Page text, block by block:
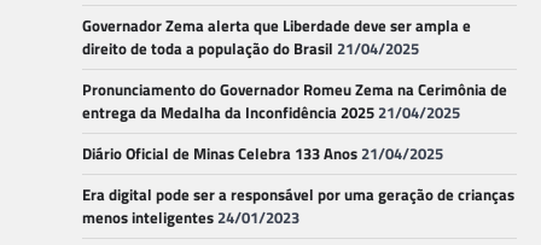
Governador Zema alerta que Liberdade deve ser ampla e
direito de toda a população do Brasil 21/04/2025
Pronunciamento do Governador Romeu Zema na Cerimônia de
entrega da Medalha da Inconfidência 202521/04/2025
Diário Oficial de Minas Celebra 133 Anos21/04/2025
Era digital pode ser a responsável por uma geração de crianças
menos inteligentes24/01/2023